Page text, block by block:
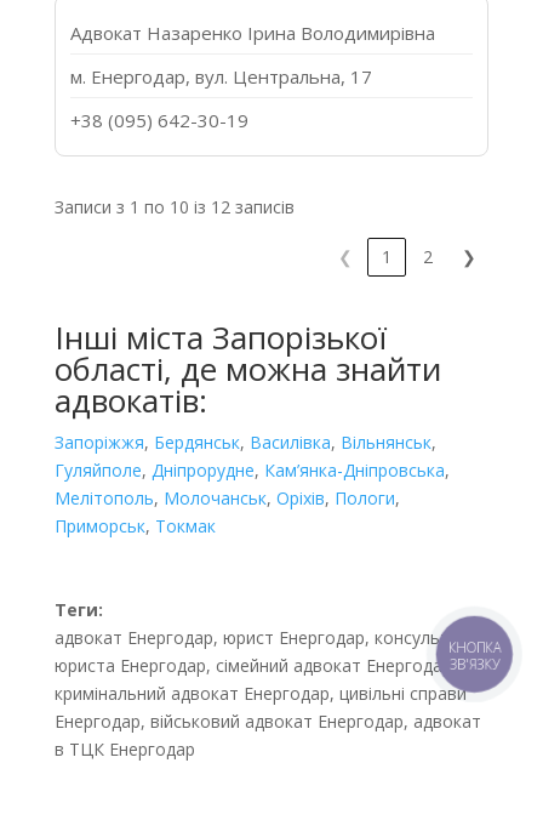
Адвокат Назаренко Ірина Володимирівна
м. Енергодар, вул. Центральна, 17
+38 (095) 642-30-19
Записи з 1 по 10 із 12 записів
❮ 1 2 ❯
Інші міста Запорізької
області, де можна знайти
адвокатів:
Запоріжжя, Бердянськ, Василівка, Вільнянськ,
Гуляйполе, Дніпрорудне, Кам’янка-Дніпровська,
Мелітополь, Молочанськ, Оріхів, Пологи,
Приморськ, Токмак
Теги:
адвокат Енергодар, юрист Енергодар, консультація
юриста Енергодар, сімейний адвокат Енергодар,
кримінальний адвокат Енергодар, цивільні справи
Енергодар, військовий адвокат Енергодар, адвокат
в ТЦК Енергодар
КНОПКА
ЗВ'ЯЗКУ